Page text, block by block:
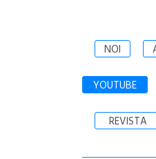
NOI
YOUTUBE
REVISTA